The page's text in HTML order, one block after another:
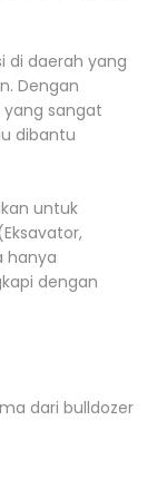
di daerah yang
Dengan
sangat
dibantu
untuk
hanya
dengan
dari bulldozer